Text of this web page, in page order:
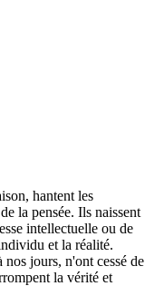
hantent les
la pensée. Ils naissent
intellectuelle ou de
et la réalité.
jours, n'ont cessé de
la vérité et